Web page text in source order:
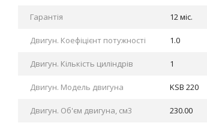
Гарантія 12 міс.
Двигун. Коефіцієнт потужності 1.0
Двигун. Кількість циліндрів 1
Двигун. Модель двигуна KSB 220
Двигун. Об'єм двигуна, см3 230.00